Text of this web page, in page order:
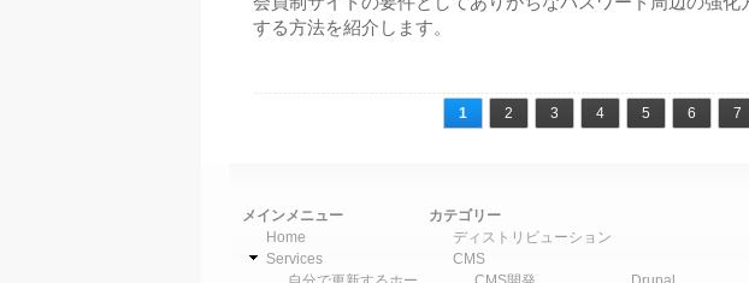
する方法を紹介します。
1 2 3 4 5 6 7
メインメニュー
Home
Services
カテゴリー
ディストリビューション
CMS